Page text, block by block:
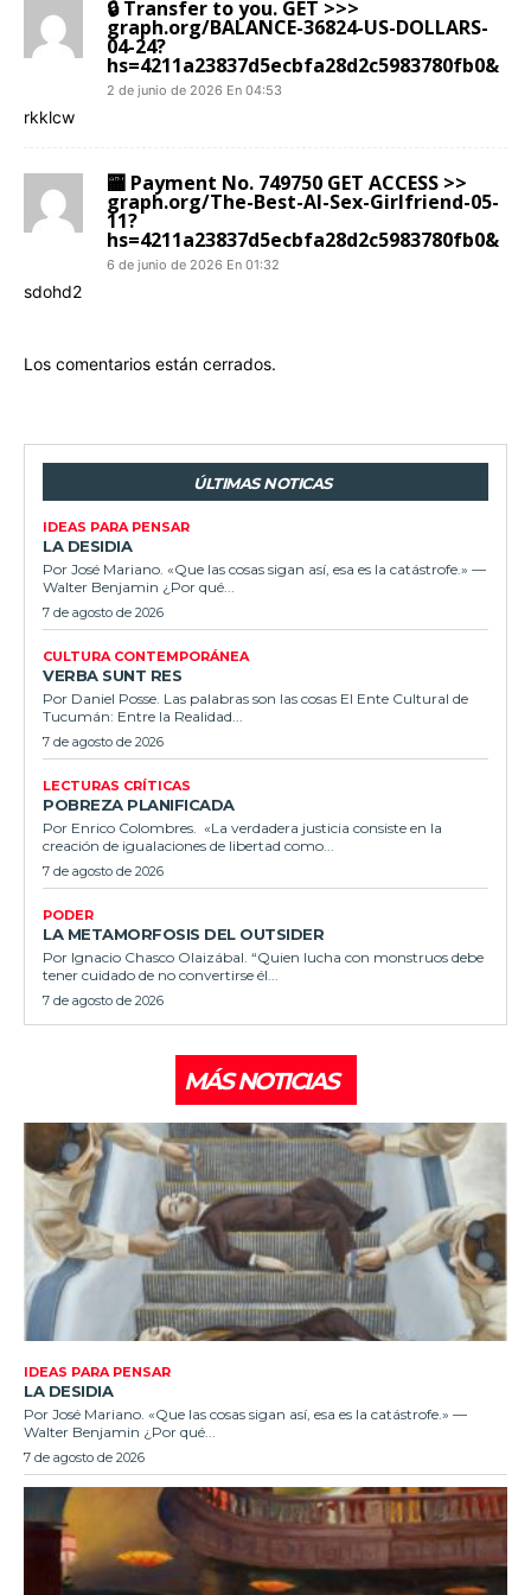
🔒 Transfer to you. GET >>>
graph.org/BALANCE-36824-US-DOLLARS-
04-24?
hs=4211a23837d5ecbfa28d2c5983780fb0&
2 de junio de 2026 En 04:53
rkklcw
🏧 Payment No. 749750 GET ACCESS >>
graph.org/The-Best-AI-Sex-Girlfriend-05-
11?
hs=4211a23837d5ecbfa28d2c5983780fb0&
6 de junio de 2026 En 01:32
sdohd2
Los comentarios están cerrados.
ÚLTIMAS NOTICAS
IDEAS PARA PENSAR
LA DESIDIA
Por José Mariano. «Que las cosas sigan así, esa es la catástrofe.» —
Walter Benjamin ¿Por qué...
7 de agosto de 2026
CULTURA CONTEMPORÁNEA
VERBA SUNT RES
Por Daniel Posse. Las palabras son las cosas El Ente Cultural de
Tucumán: Entre la Realidad...
7 de agosto de 2026
LECTURAS CRÍTICAS
POBREZA PLANIFICADA
Por Enrico Colombres. «La verdadera justicia consiste en la
creación de igualaciones de libertad como...
7 de agosto de 2026
PODER
LA METAMORFOSIS DEL OUTSIDER
Por Ignacio Chasco Olaizábal. “Quien lucha con monstruos debe
tener cuidado de no convertirse él...
7 de agosto de 2026
MÁS NOTICIAS
IDEAS PARA PENSAR
LA DESIDIA
Por José Mariano. «Que las cosas sigan así, esa es la catástrofe.» —
Walter Benjamin ¿Por qué...
7 de agosto de 2026